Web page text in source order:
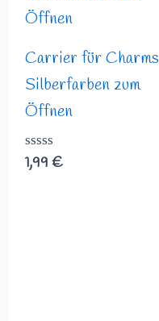
Carrier für Charms
Silberfarben zum
Öffnen
Bewertet
mit
1,99 €